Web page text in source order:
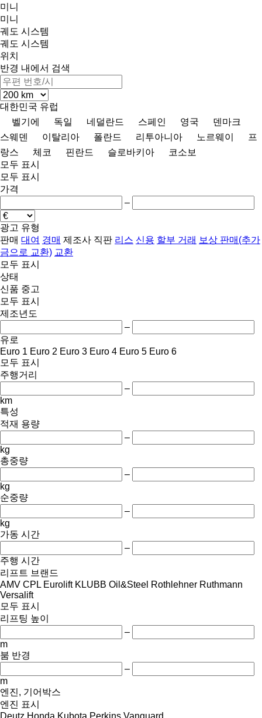
미니
미니
궤도 시스템
궤도 시스템
위치
반경 내에서 검색
대한민국 유럽
벨기에
독일 네덜란드 스페인 영국
덴마크
스웨덴
이탈리아 폴란드 리투아니아 노르웨이
프
랑스
체코 핀란드 슬로바키아
코소보
모두 표시
모두 표시
가격
–
광고 유형
판매 대여 경매 제조사 직판 리스 신용 할부 거래 보상 판매(추가
금으로 교환) 교환
모두 표시
상태
신품 중고
모두 표시
제조년도
–
유로
Euro 1 Euro 2 Euro 3 Euro 4 Euro 5 Euro 6
모두 표시
주행거리
–
km
특성
적재 용량
–
kg
총중량
–
kg
순중량
–
kg
가동 시간
–
주행 시간
리프트 브랜드
AMV CPL Eurolift KLUBB Oil&Steel Rothlehner Ruthmann
Versalift
모두 표시
리프팅 높이
–
m
붐 반경
–
m
엔진, 기어박스
엔진 표시
Deutz Honda Kubota Perkins Vanguard